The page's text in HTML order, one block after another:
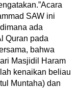
SAW ini
ada
Quran pada
bahwa
Masjidil Haram
kenaikan beliau
Muntaha) dan